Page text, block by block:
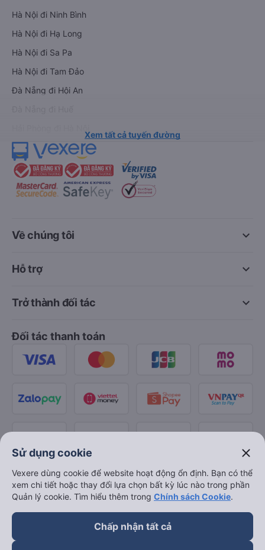
Hà Nội đi Ninh Bình
Hà Nội đi Hạ Long
Hà Nội đi Sa Pa
Hà Nội đi Tam Đảo
Đà Nẵng đi Hội An
Xem tất cả tuyến đường
keyboard_arrow_down
Về chúng tôi
keyboard_arrow_down
Hỗ trợ
keyboard_arrow_down
Trở thành đối tác
Đối tác thanh toán
Sử dụng cookie close
Vexere dùng cookie để website hoạt động ổn định. Bạn có thể
xem chi tiết hoặc thay đổi lựa chọn bất kỳ lúc nào trong phần
Quản lý cookie. Tìm hiểu thêm trong Chính sách Cookie.
Chấp nhận tất cả